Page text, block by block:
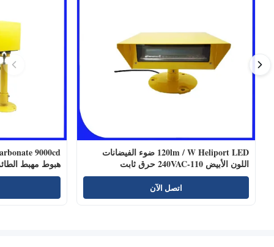
120lm / W Heliport LED ضوء الفيضانات
اللون الأبيض 110-240VAC حرق ثابت
اتصل الآن
هبوط مهبط